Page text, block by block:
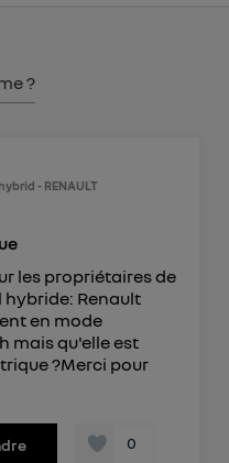
?
- RENAULT
les propriétaires de
hybride: Renault
en mode
mais qu'elle est
?Merci pour
0
les données